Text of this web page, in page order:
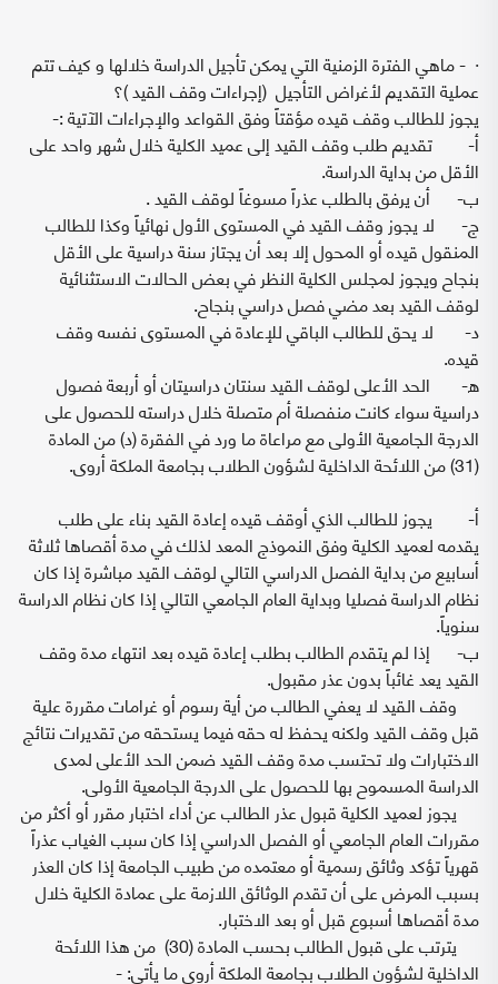
· - ماهي الفترة الزمنية التي يمكن تأجيل الدراسة خلالها و كيف تتم
عملية التقديم لأغراض التأجيل (إجراءات وقف القيد )؟
يجوز للطالب وقف قيده مؤقتاً وفق القواعد والإجراءات الآتية :-
‌أ- تقديم طلب وقف القيد إلى عميد الكلية خلال شهر واحد على
الأقل من بداية الدراسة.
‌ب- أن يرفق بالطلب عذراً مسوغاً لوقف القيد .
‌ج- لا يجوز وقف القيد في المستوى الأول نهائياً وكذا للطالب
المنقول قيده أو المحول إلا بعد أن يجتاز سنة دراسية على الأقل
بنجاح ويجوز لمجلس الكلية النظر في بعض الحالات الاستثنائية
لوقف القيد بعد مضي فصل دراسي بنجاح.
‌د- لا يحق للطالب الباقي للإعادة في المستوى نفسه وقف
قيده.
‌ه- الحد الأعلى لوقف القيد سنتان دراسيتان أو أربعة فصول
دراسية سواء كانت منفصلة أم متصلة خلال دراسته للحصول على
الدرجة الجامعية الأولى مع مراعاة ما ورد في الفقرة (د) من المادة
(31) من اللائحة الداخلية لشؤون الطلاب بجامعة الملكة أروى.
‌أ- يجوز للطالب الذي أوقف قيده إعادة القيد بناء على طلب
يقدمه لعميد الكلية وفق النموذج المعد لذلك في مدة أقصاها ثلاثة
أسابيع من بداية الفصل الدراسي التالي لوقف القيد مباشرة إذا كان
نظام الدراسة فصليا وبداية العام الجامعي التالي إذا كان نظام الدراسة
سنوياً.
‌ب- إذا لم يتقدم الطالب بطلب إعادة قيده بعد انتهاء مدة وقف
القيد يعد غائباً بدون عذر مقبول.
وقف القيد لا يعفي الطالب من أية رسوم أو غرامات مقررة علية
قبل وقف القيد ولكنه يحفظ له حقه فيما يستحقه من تقديرات نتائج
الاختبارات ولا تحتسب مدة وقف القيد ضمن الحد الأعلى لمدى
الدراسة المسموح بها للحصول على الدرجة الجامعية الأولى.
يجوز لعميد الكلية قبول عذر الطالب عن أداء اختبار مقرر أو أكثر من
مقررات العام الجامعي أو الفصل الدراسي إذا كان سبب الغياب عذراً
قهرياً تؤكد وثائق رسمية أو معتمده من طبيب الجامعة إذا كان العذر
بسبب المرض على أن تقدم الوثائق اللازمة على عمادة الكلية خلال
مدة أقصاها أسبوع قبل أو بعد الاختبار.
يترتب على قبول الطالب بحسب المادة (30) من هذا اللائحة
الداخلية لشؤون الطلاب بجامعة الملكة أروى ما يأتي: -